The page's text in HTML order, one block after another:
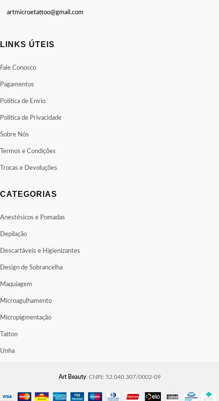
artmicroetattoo@gmail.com
LINKS ÚTEIS
Fale Conosco
Pagamentos
Política de Envio
Política de Privacidade
Sobre Nós
Termos e Condições
Trocas e Devoluções
CATEGORIAS
Anestésicos e Pomadas
Depilação
Descartáveis e Higienizantes
Design de Sobrancelha
Maquiagem
Microagulhamento
Micropigmentação
Tattoo
Unha
Art Beauty. CNPJ: 52.040.307/0002-09